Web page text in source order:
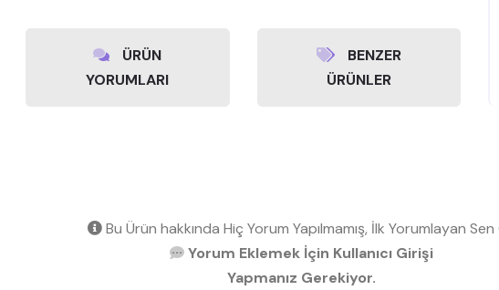
ÜRÜN
YORUMLARI
BENZER
ÜRÜNLER
Bu Ürün hakkında Hiç Yorum Yapılmamış, İlk Yorumlayan Sen
Yorum Eklemek İçin Kullanıcı Girişi
Yapmanız Gerekiyor.